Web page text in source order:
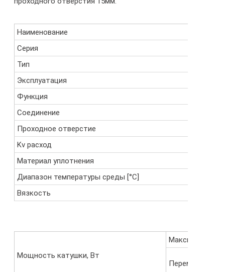
Наименование
Серия
Тип
Эксплуатация
Функция
Соединение
Проходное отверстие
Kv расход
Материал уплотнения
Диапазон температуры среды [°C]
Вязкость
Мощность катушки, Вт
Максимальный
Переменный